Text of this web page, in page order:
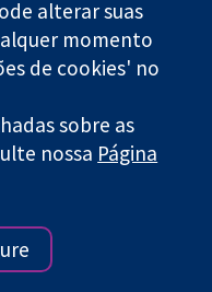
Library
sem fins lucrativos
limitada por garantia (nº
País de Gales.
|Privacidade
alterar suas
momento
de cookies' no
sobre as
nossa Página